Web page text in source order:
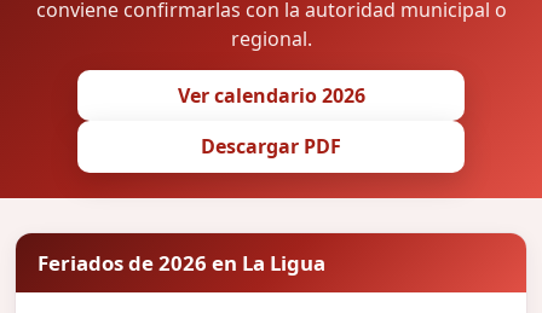
conviene confirmarlas con la autoridad municipal o
regional.
Ver calendario 2026
Descargar PDF
Feriados de 2026 en La Ligua